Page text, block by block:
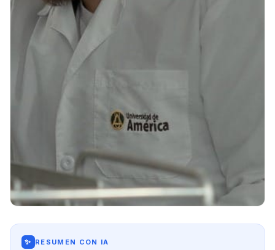
✨ RESUMEN CON IA